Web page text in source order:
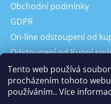
Tento web používá
procházením tohoto
používáním.. Více
Obchodní podmínky
GDPR
On-line odstoupení od
Odstoupení od Kupní
Reklamace